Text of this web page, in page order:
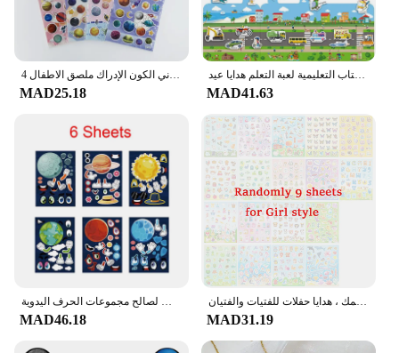
4 أوراق/مجموعة كوكب الفضاء الكوني الكون الإدراك ملصق الاطفال DIY 3D فقاعة رغوة سكرابوكينغ ملصقات للأطفال الأولاد هدية
MAD25.18
قابلة لإعادة الاستخدام ملصق كتب اللعب ثلاثية الأبعاد واضحة الحيوان المركبات الفضائية ديناصور ملصق كتاب التعليمية لعبة التعلم هدايا عيد
MAD41.63
ملصقات على شكل كوكب فضائي من 6-24 ورقة للأطفال بتصميم وجه غريب على شكل صاروخ نظام شمسي لتقوم بها بنفسك ألغاز ملصق ألعاب حفلات لصالح مجموعات الحرف اليدوية
MAD46.18
ملصقات حرفية ملونة للأطفال ، مثالية تصنعها بنفسك ، دفاتر مراهقات ، مجلات ، طعام حيوانات ، مساحة سمك ، هدايا حفلات للفتيات والفتيان
MAD31.19